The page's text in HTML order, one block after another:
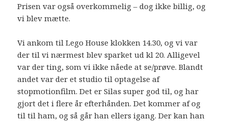
Prisen var også overkommelig – dog ikke billig, og
vi blev mætte.
Vi ankom til Lego House klokken 14.30, og vi var
der til vi nærmest blev sparket ud kl 20. Alligevel
var der ting, som vi ikke nåede at se/prøve. Blandt
andet var der et studio til optagelse af
stopmotionfilm. Det er Silas super god til, og har
gjort det i flere år efterhånden. Det kommer af og
til til ham, og så går han ellers igang. Der kan han